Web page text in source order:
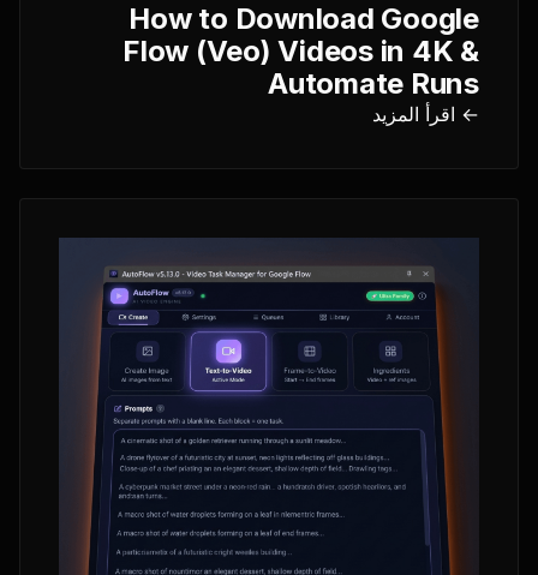
How to Download Google
Flow (Veo) Videos in 4K &
Automate Runs
← اقرأ المزيد